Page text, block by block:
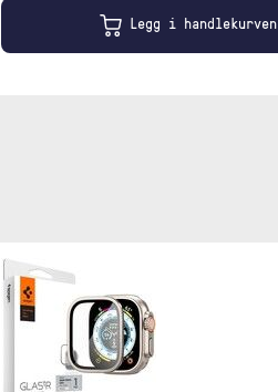
Legg i handlekurven